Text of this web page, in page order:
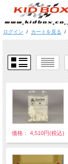
ログイン / カートを見る /
価格： 4,510円(税込)